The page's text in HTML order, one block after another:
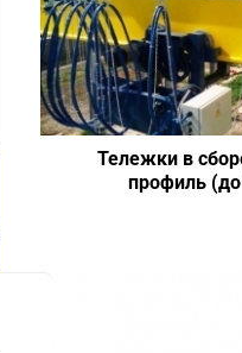
Тележки в
профиль (до